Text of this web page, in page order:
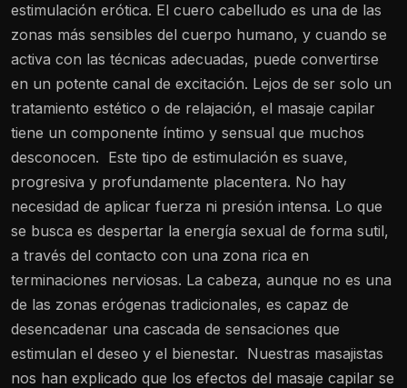
estimulación erótica. El cuero cabelludo es una de las
zonas más sensibles del cuerpo humano, y cuando se
activa con las técnicas adecuadas, puede convertirse
en un potente canal de excitación. Lejos de ser solo un
tratamiento estético o de relajación, el masaje capilar
tiene un componente íntimo y sensual que muchos
desconocen. Este tipo de estimulación es suave,
progresiva y profundamente placentera. No hay
necesidad de aplicar fuerza ni presión intensa. Lo que
se busca es despertar la energía sexual de forma sutil,
a través del contacto con una zona rica en
terminaciones nerviosas. La cabeza, aunque no es una
de las zonas erógenas tradicionales, es capaz de
desencadenar una cascada de sensaciones que
estimulan el deseo y el bienestar. Nuestras masajistas
nos han explicado que los efectos del masaje capilar se